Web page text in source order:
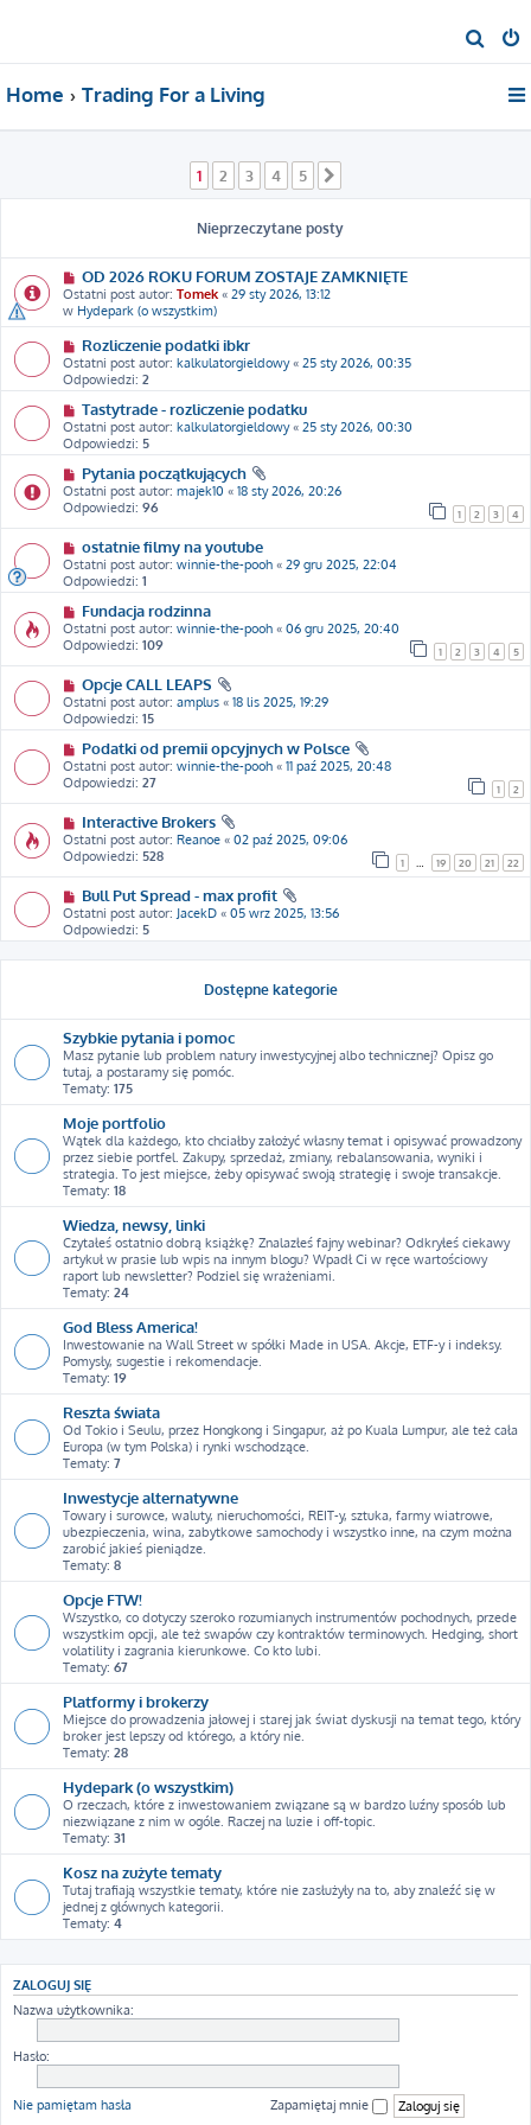
z
Home Trading For a Living
1 2 3 4 5
Nieprzeczytane posty
OD 2026 ROKU FORUM ZOSTAJE ZAMKNIĘTE
Ostatni post autor: Tomek « 29 sty 2026, 13:12
w Hydepark (o wszystkim)
Rozliczenie podatki ibkr
Ostatni post autor: kalkulatorgieldowy« 25 sty 2026, 00:35
Odpowiedzi: 2
Tastytrade - rozliczenie podatku
Ostatni post autor: kalkulatorgieldowy« 25 sty 2026, 00:30
Odpowiedzi: 5
Pytania początkujących
Ostatni post autor: majek10 « 18 sty 2026, 20:26
Odpowiedzi: 96 1 2 3 4
ostatnie filmy na youtube
Ostatni post autor: winnie-the-pooh « 29 gru 2025, 22:04
Odpowiedzi: 1
Fundacja rodzinna
Ostatni post autor: winnie-the-pooh « 06 gru 2025, 20:40
Odpowiedzi: 109 1 2 3 4 5
Opcje CALL LEAPS
Ostatni post autor: amplus « 18 lis 2025, 19:29
Odpowiedzi: 15
Podatki od premii opcyjnych w Polsce
Ostatni post autor: winnie-the-pooh « 11 paź 2025, 20:48
Odpowiedzi: 27 1 2
Interactive Brokers
Ostatni post autor: Reanoe « 02 paź 2025, 09:06
Odpowiedzi: 528 1 19 20 21 22
Bull Put Spread - max profit
Ostatni post autor: JacekD « 05 wrz 2025, 13:56
Odpowiedzi: 5
Dostępne kategorie
Szybkie pytania i pomoc
Masz pytanie lub problem natury inwestycyjnej albo technicznej? Opisz go
tutaj, a postaramy się pomóc.
Tematy: 175
Moje portfolio
Wątek dla każdego, kto chciałby założyć własny temat i opisywać prowadzony
przez siebie portfel. Zakupy, sprzedaż, zmiany, rebalansowania, wyniki i
strategia. To jest miejsce, żeby opisywać swoją strategię i swoje transakcje.
Tematy: 18
Wiedza, newsy, linki
Czytałeś ostatnio dobrą książkę? Znalazłeś fajny webinar? Odkryłeś ciekawy
artykuł w prasie lub wpis na innym blogu? Wpadł Ci w ręce wartościowy
raport lub newsletter? Podziel się wrażeniami.
Tematy: 24
God Bless America!
Inwestowanie na Wall Street w spółki Made in USA. Akcje, ETF-y i indeksy.
Pomysły, sugestie i rekomendacje.
Tematy: 19
Reszta świata
Od Tokio i Seulu, przez Hongkong i Singapur, aż po Kuala Lumpur, ale też cała
Europa (w tym Polska) i rynki wschodzące.
Tematy: 7
Inwestycje alternatywne
Towary i surowce, waluty, nieruchomości, REIT-y, sztuka, farmy wiatrowe,
ubezpieczenia, wina, zabytkowe samochody i wszystko inne, na czym można
zarobić jakieś pieniądze.
Tematy: 8
Opcje FTW!
Wszystko, co dotyczy szeroko rozumianych instrumentów pochodnych, przede
wszystkim opcji, ale też swapów czy kontraktów terminowych. Hedging, short
volatility i zagrania kierunkowe. Co kto lubi.
Tematy: 67
Platformy i brokerzy
Miejsce do prowadzenia jałowej i starej jak świat dyskusji na temat tego, który
broker jest lepszy od którego, a który nie.
Tematy: 28
Hydepark (o wszystkim)
O rzeczach, które z inwestowaniem związane są w bardzo luźny sposób lub
niezwiązane z nim w ogóle. Raczej na luzie i off-topic.
Tematy: 31
Kosz na zużyte tematy
Tutaj trafiają wszystkie tematy, które nie zasłużyły na to, aby znaleźć się w
jednej z głównych kategorii.
Tematy: 4
ZALOGUJ SIĘ
Nazwa użytkownika:
Hasło:
Nie pamiętam hasła Zapamiętaj mnie